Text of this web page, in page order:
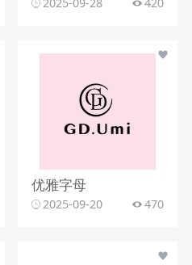
优雅字母
2025-09-20 470